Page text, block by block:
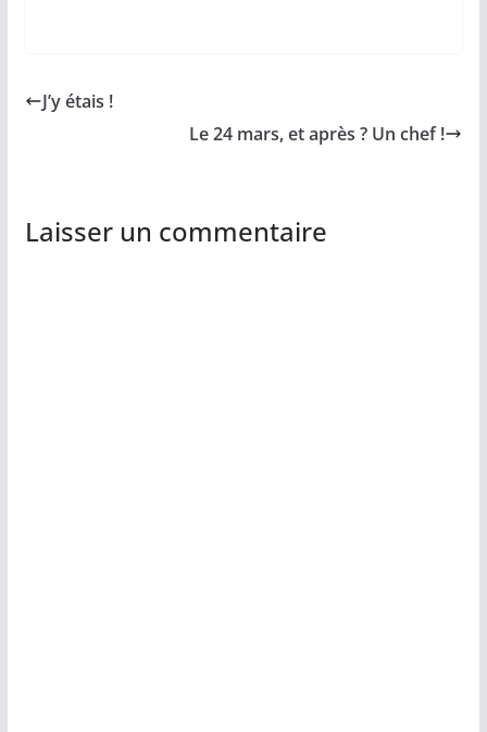
J’y étais !
Le 24 mars, et après ? Un chef !
Laisser un commentaire